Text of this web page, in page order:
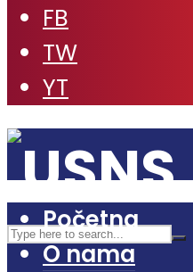
FB
TW
YT
Početna
O nama